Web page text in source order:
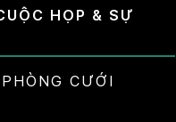
HỌP & SỰ
CƯỚI